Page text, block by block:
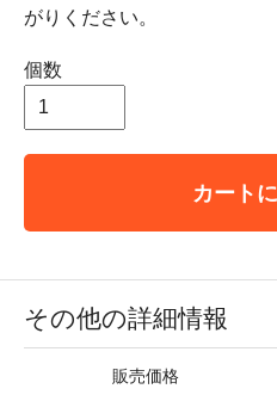
がりください。
個数
カート
その他の詳細情報
販売価格